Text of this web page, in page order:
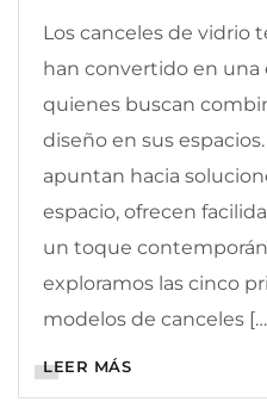
Los canceles de vidrio
han convertido en una
quienes buscan
diseño en sus
apuntan hacia
espacio, ofrecen
un toque
exploramos las cinco
modelos de canceles
LEER MÁS